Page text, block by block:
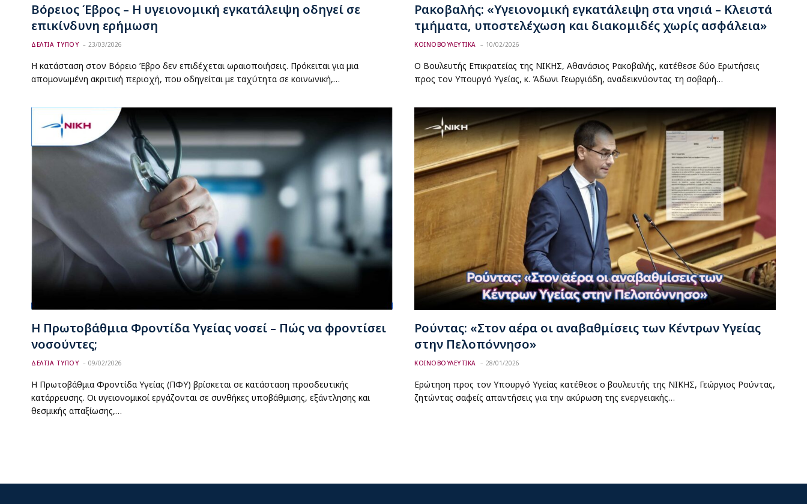
Βόρειος Έβρος – Η υγειονομική εγκατάλειψη οδηγεί σε
επικίνδυνη ερήμωση
ΔΕΛΤΙΑ ΤΥΠΟΥ 23/03/2026
Η κατάσταση στον Βόρειο Έβρο δεν επιδέχεται ωραιοποιήσεις. Πρόκειται για μια
απομονωμένη ακριτική περιοχή, που οδηγείται με ταχύτητα σε κοινωνική,…
Ρακοβαλής: «Υγειονομική εγκατάλειψη στα νησιά – Κλειστά
τμήματα, υποστελέχωση και διακομιδές χωρίς ασφάλεια»
ΚΟΙΝΟΒΟΥΛΕΥΤΙΚΑ 10/02/2026
Ο Βουλευτής Επικρατείας της ΝΙΚΗΣ, Αθανάσιος Ρακοβαλής, κατέθεσε δύο Ερωτήσεις
προς τον Υπουργό Υγείας, κ. Άδωνι Γεωργιάδη, αναδεικνύοντας τη σοβαρή…
Η Πρωτοβάθμια Φροντίδα Υγείας νοσεί – Πώς να φροντίσει
νοσούντες;
ΔΕΛΤΙΑ ΤΥΠΟΥ 09/02/2026
Η Πρωτοβάθμια Φροντίδα Υγείας (ΠΦΥ) βρίσκεται σε κατάσταση προοδευτικής
κατάρρευσης. Οι υγειονομικοί εργάζονται σε συνθήκες υποβάθμισης, εξάντλησης και
θεσμικής απαξίωσης,…
Ρούντας: «Στον αέρα οι αναβαθμίσεις των Κέντρων Υγείας
στην Πελοπόννησο»
ΚΟΙΝΟΒΟΥΛΕΥΤΙΚΑ 28/01/2026
Ερώτηση προς τον Υπουργό Υγείας κατέθεσε ο βουλευτής της ΝΙΚΗΣ, Γεώργιος Ρούντας,
ζητώντας σαφείς απαντήσεις για την ακύρωση της ενεργειακής…